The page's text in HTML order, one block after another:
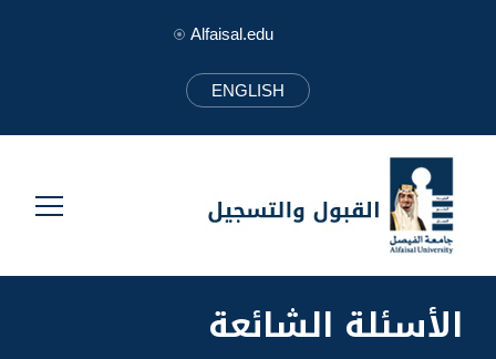
Alfaisal.edu
ENGLISH
الأسئلة الشائعة